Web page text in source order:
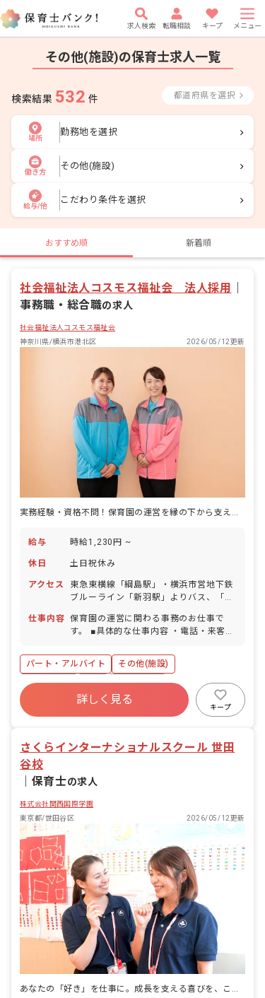
求人検索 転職相談 キープ メニュー
その他(施設)の保育士求人一覧
検索結果 532 件 都道府県を選択
場所
勤務地を選択
働き方
その他(施設)
給与/他
こだわり条件を選択
おすすめ順 新着順
社会福祉法人コスモス福祉会 法人採用
事務職・総合職の求人
社会福祉法人コスモス福祉会
神奈川県/横浜市港北区
2026/05/12更新
実務経験・資格不問！保育園の運営を縁の下から支える事務社員の募集♪
給与 時給1,230円 ~
休日 土日祝休み
アクセス
東急東横線「綱島駅」・横浜市営地下鉄
ブルーライン「新羽駅」よりバス、「新
て異なります。 ■バイク、自転車通勤
OK（駐輪場あり）
仕事内容 保育園の運営に関わる事務のお仕事で
す。 ■具体的な仕事内容 ・電話・来客対
・行政・役所への対応、提出書類の作成
・小口現金管理、振込対応 ・保育に関わ
る配布物の作成 ・環境整備 など ※経
験や能力に応じてお仕事をお任せしま
す。
パート・アルバイト
その他(施設)
土日祝休み
有給
残業少なめ
昇給昇進あり
産休育休制度
社会福祉法人
詳しく見る
キープ
さくらインターナショナルスクール 世田
谷校
保育士の求人
株式会社関西国際学園
東京都/世田谷区
2026/05/12更新